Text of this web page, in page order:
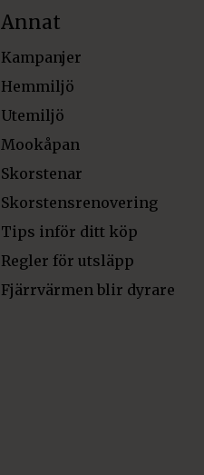
Annat
Kampanjer
Hemmiljö
Utemiljö
Mookåpan
Skorstenar
Skorstensrenovering
Tips inför ditt köp
Regler för utsläpp
Fjärrvärmen blir dyrare